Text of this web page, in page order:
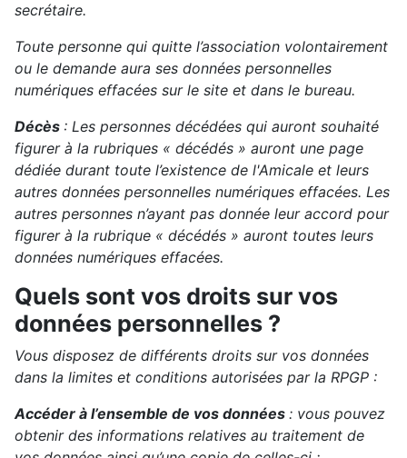
secrétaire.
Toute personne qui quitte l’association volontairement
ou le demande aura ses données personnelles
numériques effacées sur le site et dans le bureau.
Décès : Les personnes décédées qui auront souhaité
figurer à la rubriques « décédés » auront une page
dédiée durant toute l’existence de l'Amicale et leurs
autres données personnelles numériques effacées. Les
autres personnes n’ayant pas donnée leur accord pour
figurer à la rubrique « décédés » auront toutes leurs
données numériques effacées.
Quels sont vos droits sur vos
données personnelles ?
Vous disposez de différents droits sur vos données
dans la limites et conditions autorisées par la RPGP :
Accéder à l’ensemble de vos données : vous pouvez
obtenir des informations relatives au traitement de